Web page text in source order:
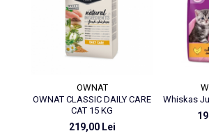
OWNAT
OWNAT CLASSIC DAILY CARE
CAT 15 KG
219,00 Lei
Whiskas